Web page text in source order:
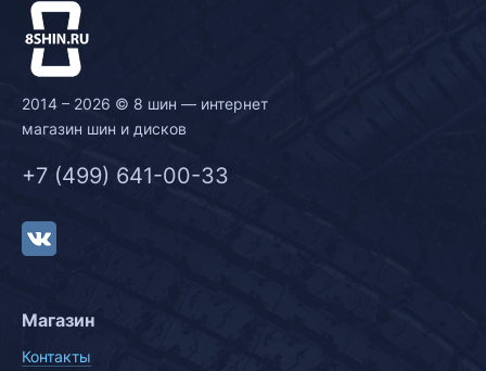
2014 – 2026 © 8 шин — интернет
магазин шин и дисков
+7 (499) 641-00-33
Магазин
Контакты